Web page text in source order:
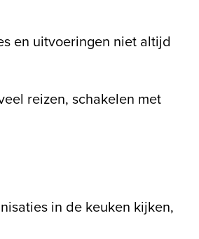
en uitvoeringen niet altijd
reizen, schakelen met
in de keuken kijken,